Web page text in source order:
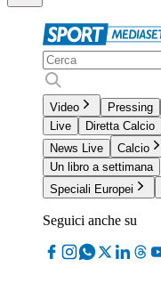
Video Pressing
Live
Diretta Calcio
News Live
Calcio
Un libro a settimana
Speciali Europei
Seguici anche su